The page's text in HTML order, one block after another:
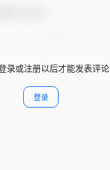
录或注册以后才能发表评论
登录